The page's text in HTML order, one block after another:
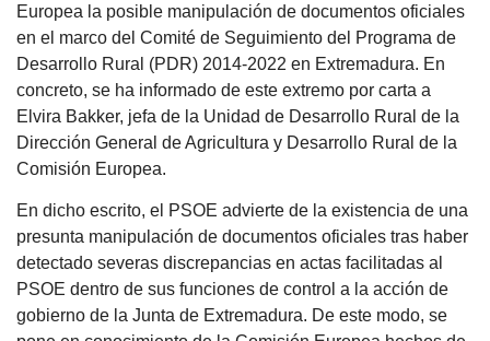
Europea la posible manipulación de documentos oficiales
en el marco del Comité de Seguimiento del Programa de
Desarrollo Rural (PDR) 2014-2022 en Extremadura. En
concreto, se ha informado de este extremo por carta a
Elvira Bakker, jefa de la Unidad de Desarrollo Rural de la
Dirección General de Agricultura y Desarrollo Rural de la
Comisión Europea.
En dicho escrito, el PSOE advierte de la existencia de una
presunta manipulación de documentos oficiales tras haber
detectado severas discrepancias en actas facilitadas al
PSOE dentro de sus funciones de control a la acción de
gobierno de la Junta de Extremadura. De este modo, se